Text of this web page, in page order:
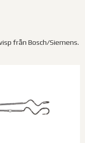
från Bosch/Siemens.